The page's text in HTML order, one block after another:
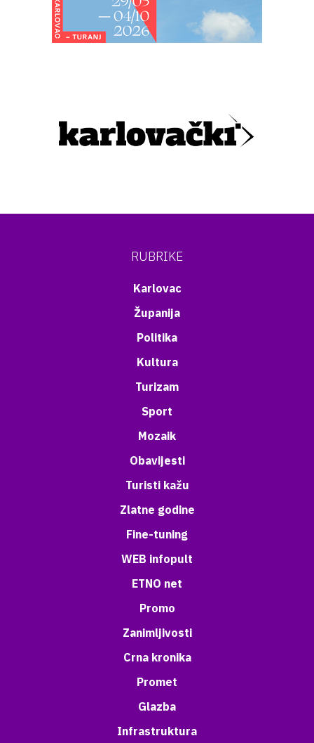
RUBRIKE
Karlovac
Županija
Politika
Kultura
Turizam
Sport
Mozaik
Obavijesti
Turisti kažu
Zlatne godine
Fine-tuning
WEB infopult
ETNO net
Promo
Zanimljivosti
Crna kronika
Promet
Glazba
Infrastruktura